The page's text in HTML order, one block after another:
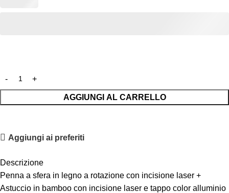
AGGIUNGI AL CARRELLO
Aggiungi ai preferiti
Descrizione
Penna a sfera in legno a rotazione con incisione laser +
Astuccio in bamboo con incisione laser e tappo color alluminio